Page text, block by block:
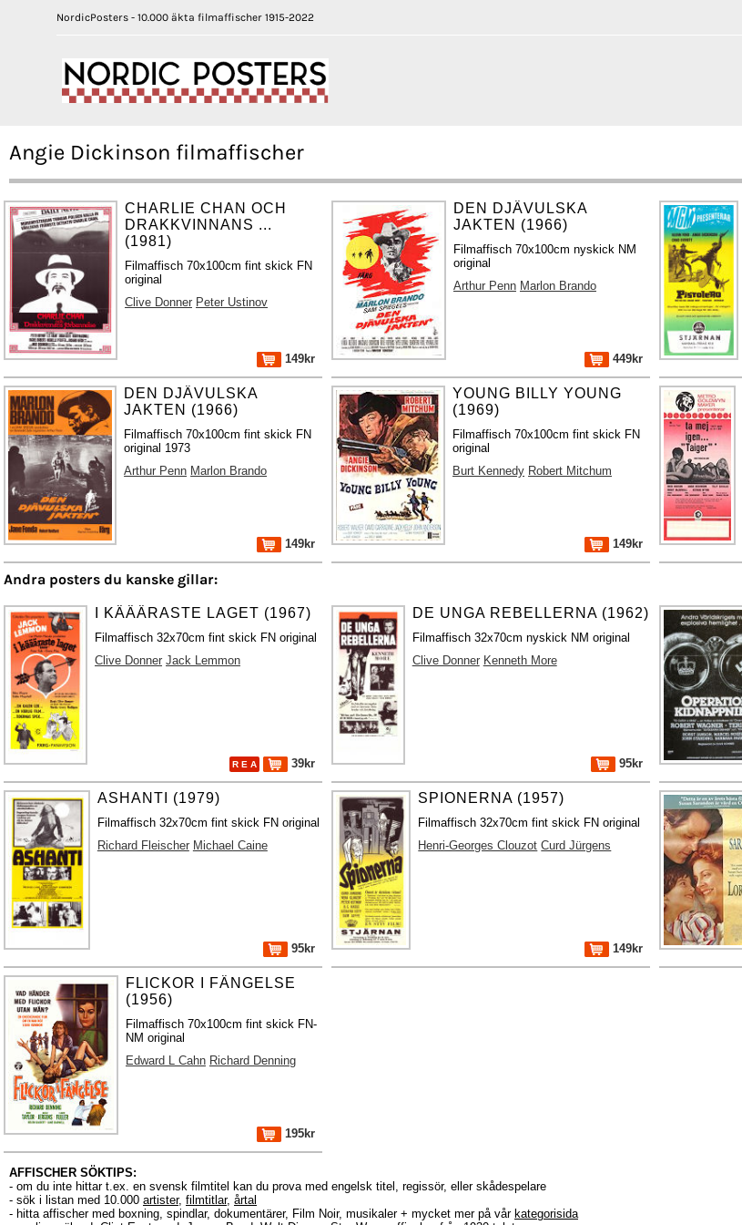
NordicPosters - 10.000 äkta filmaffischer 1915-2022
Angie Dickinson filmaffischer
CHARLIE CHAN OCH
DRAKKVINNANS ...
(1981)
Filmaffisch 70x100cm fint skick FN
original
Clive Donner Peter Ustinov
149kr
DEN DJÄVULSKA
JAKTEN (1966)
Filmaffisch 70x100cm nyskick NM
original
Arthur Penn Marlon Brando
449kr
DEN DJÄVULSKA
JAKTEN (1966)
Filmaffisch 70x100cm fint skick FN
original 1973
Arthur Penn Marlon Brando
149kr
YOUNG BILLY YOUNG
(1969)
Filmaffisch 70x100cm fint skick FN
original
Burt Kennedy Robert Mitchum
149kr
Andra posters du kanske gillar:
I KÄÄÄRASTE LAGET (1967)
Filmaffisch 32x70cm fint skick FN original
Clive Donner Jack Lemmon
R E A 39kr
DE UNGA REBELLERNA (1962)
Filmaffisch 32x70cm nyskick NM original
Clive Donner Kenneth More
95kr
ASHANTI (1979)
Filmaffisch 32x70cm fint skick FN original
Richard Fleischer Michael Caine
95kr
SPIONERNA (1957)
Filmaffisch 32x70cm fint skick FN original
Henri-Georges Clouzot Curd Jürgens
149kr
FLICKOR I FÄNGELSE
(1956)
Filmaffisch 70x100cm fint skick FN-
NM original
Edward L Cahn Richard Denning
195kr
AFFISCHER SÖKTIPS:
- om du inte hittar t.ex. en svensk filmtitel kan du prova med engelsk titel, regissör, eller skådespelare
- sök i listan med 10.000 artister, filmtitlar, årtal
- hitta affischer med boxning, spindlar, dokumentärer, Film Noir, musikaler + mycket mer på vår kategorisida